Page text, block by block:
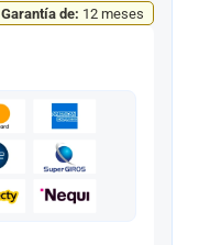
Garantía de: 12 meses